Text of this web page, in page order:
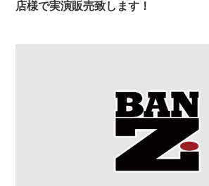
店様で実演販売致します！